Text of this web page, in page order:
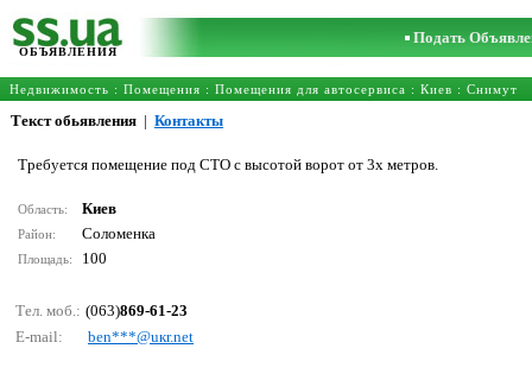
ОБЪЯВЛЕНИЯ
Подать
Недвижимость : Помещения : Помещения для автосервиса : Киев : Снимут
Текст обьявления | Контакты
Требуется помещение под СТО с высотой ворот от 3х метров.
Область: Киев
Район: Соломенка
Площадь: 100
Тел. моб.: (063)869-61-23
E-mail:
bеn***@uкr.nеt